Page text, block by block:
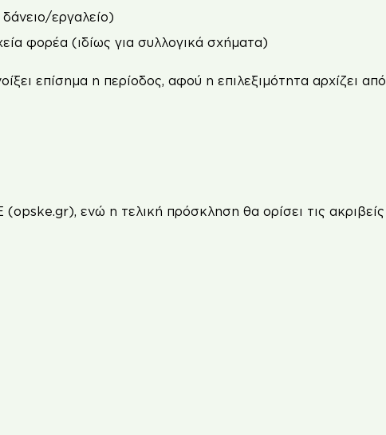
εργαλείο)
φορέα (ιδίως για συλλογικά σχήματα)
επίσημα η περίοδος, αφού η επιλεξιμότητα αρχίζει από
ενώ η τελική πρόσκληση θα ορίσει τις ακριβείς